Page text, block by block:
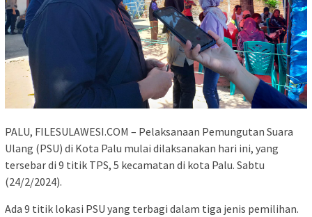
PALU, FILESULAWESI.COM – Pelaksanaan Pemungutan Suara
Ulang (PSU) di Kota Palu mulai dilaksanakan hari ini, yang
tersebar di 9 titik TPS, 5 kecamatan di kota Palu. Sabtu
(24/2/2024).
Ada 9 titik lokasi PSU yang terbagi dalam tiga jenis pemilihan.